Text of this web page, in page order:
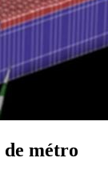
métro